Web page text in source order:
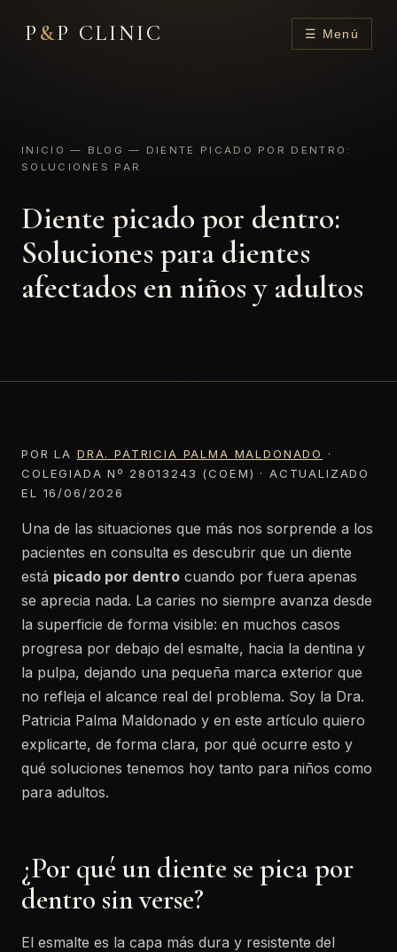
P &P CLINIC ☰ Menú
INICIO — BLOG — DIENTE PICADO POR DENTRO:
SOLUCIONES PAR
Diente picado por dentro:
Soluciones para dientes
afectados en niños y adultos
POR LA DRA. PATRICIA PALMA MALDONADO
·
COLEGIADA Nº 28013243 (COEM) · ACTUALIZADO
EL 16/06/2026
Una de las situaciones que más nos sorprende a los
pacientes en consulta es descubrir que un diente
está picado por dentro cuando por fuera apenas
se aprecia nada. La caries no siempre avanza desde
la superficie de forma visible: en muchos casos
progresa por debajo del esmalte, hacia la dentina y
la pulpa, dejando una pequeña marca exterior que
no refleja el alcance real del problema. Soy la Dra.
Patricia Palma Maldonado y en este artículo quiero
explicarte, de forma clara, por qué ocurre esto y
qué soluciones tenemos hoy tanto para niños como
para adultos.
¿Por qué un diente se pica por
dentro sin verse?
El esmalte es la capa más dura y resistente del